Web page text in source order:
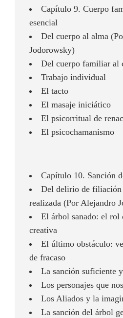
Capítulo 9. Cuerpo
esencial
Del cuerpo al alma
Jodorowsky)
Del cuerpo familiar al
Trabajo individual
El tacto
El masaje iniciático
El psicorritual de
El psicochamanismo
Capítulo 10. Sanción
Del delirio de filiación
realizada (Por Alejandro
El árbol sanado: el rol
creativa
El último obstáculo:
de fracaso
La sanción suficiente
Los personajes que
Los Aliados y la
La sanción del árbol